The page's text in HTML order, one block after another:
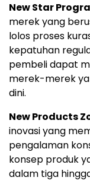
New Star
merek yang
lolos proses
kepatuhan
pembeli dapat
merek-merek
dini.
New Products
inovasi yang
pengalaman
konsep produk
dalam tiga